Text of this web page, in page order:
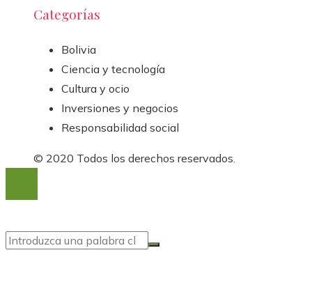
Categorías
Bolivia
Ciencia y tecnología
Cultura y ocio
Inversiones y negocios
Responsabilidad social
© 2020 Todos los derechos reservados.